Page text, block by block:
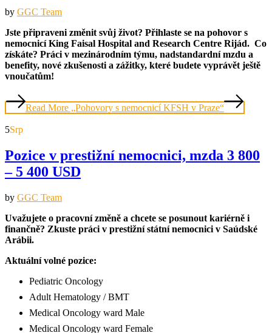
by GGC Team
Jste připraveni změnit svůj život? Přihlaste se na pohovor s
nemocnicí King Faisal Hospital and Research Centre Rijád. Co
získáte? Práci v mezinárodním týmu, nadstandardní mzdu a
benefity, nové zkušenosti a zážitky, které budete vyprávět ještě
vnoučatům!
Read More „Pohovory s nemocnicí KFSH v Praze“
5Srp
Pozice v prestižní nemocnici, mzda 3 800
– 5 400 USD
by GGC Team
Uvažujete o pracovní změně a chcete se posunout kariérně i
finančně? Zkuste práci v prestižní státní nemocnici v Saúdské
Arábii.
Aktuální volné pozice:
Pediatric Oncology
Adult Hematology / BMT
Medical Oncology ward Male
Medical Oncology ward Female